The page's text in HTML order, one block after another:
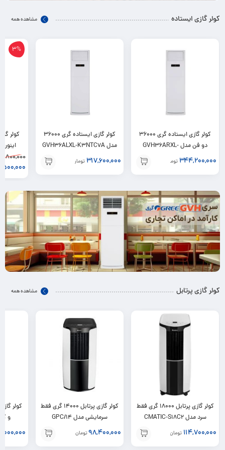
کولر گازی ایستاده مشاهده همه
کولر گازی ایستاده گری 36000
دو فن مدل GVH36ARXL-
K3NTD2A344,200,000 تومان
کولر گازی ایستاده گری 36000
مدل GVH36ALXL-K3NTC7A
317,600,000 تومان
3%
کولر گازی پرتابل مشاهده همه
کولر گازی پرتابل 18000 گری فقط
سرد مدل CMATIC-S18C2
114,700,000 تومان
کولر گازی پرتابل 14000 گری فقط
سرمایشی مدل GPC/14
98,400,000تومان